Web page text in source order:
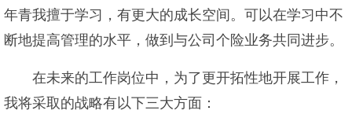
年青我擅于学习，有更大的成长空间。可以在学习中不
断地提高管理的水平，做到与公司个险业务共同进步。
在未来的工作岗位中，为了更开拓性地开展工作，
我将采取的战略有以下三大方面：